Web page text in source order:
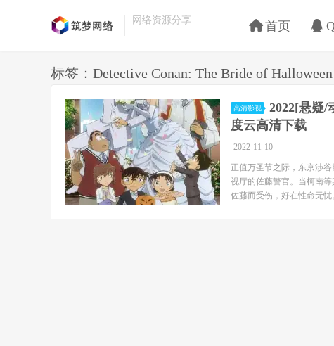
网络资源分享 首页
标签：Detective Conan: The Bride of Halloween
高清影视
2022[悬疑/
度云高清下载
2022-11-10
正值万圣节之际，东京涉
视厅的佐藤警官。当柯南
佐藤而受伤，好在性命无